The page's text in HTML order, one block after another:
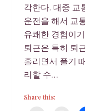
각한다. 대중 교
운전을 해서 교
유쾌한 경험이
퇴근은 특히 퇴
흘리면서 풀기
리할 수…
Share this: